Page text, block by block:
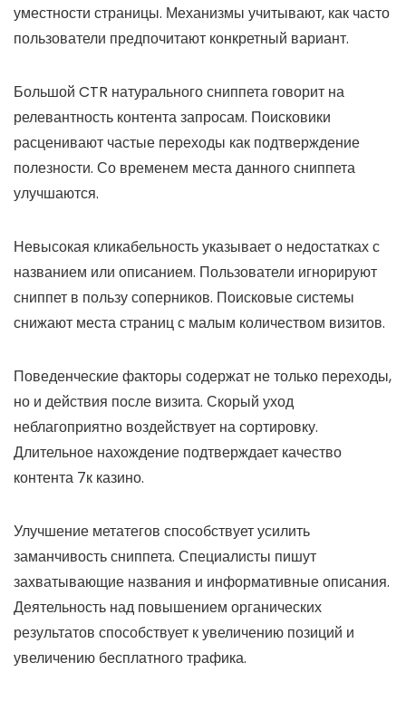
уместности страницы. Механизмы учитывают, как часто
пользователи предпочитают конкретный вариант.
Большой CTR натурального сниппета говорит на
релевантность контента запросам. Поисковики
расценивают частые переходы как подтверждение
полезности. Со временем места данного сниппета
улучшаются.
Невысокая кликабельность указывает о недостатках с
названием или описанием. Пользователи игнорируют
сниппет в пользу соперников. Поисковые системы
снижают места страниц с малым количеством визитов.
Поведенческие факторы содержат не только переходы,
но и действия после визита. Скорый уход
неблагоприятно воздействует на сортировку.
Длительное нахождение подтверждает качество
контента 7к казино.
Улучшение метатегов способствует усилить
заманчивость сниппета. Специалисты пишут
захватывающие названия и информативные описания.
Деятельность над повышением органических
результатов способствует к увеличению позиций и
увеличению бесплатного трафика.